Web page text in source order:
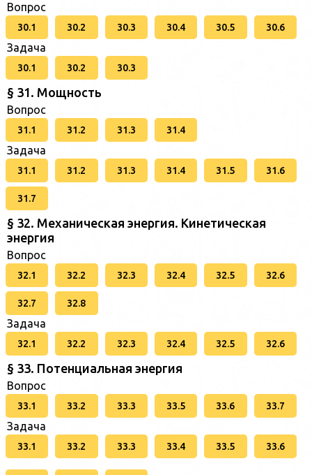
Вопрос
30.1 30.2 30.3 30.4 30.5 30.6
Задача
30.1 30.2 30.3
§ 31. Мощность
Вопрос
31.1 31.2 31.3 31.4
Задача
31.1 31.2 31.3 31.4 31.5 31.6
31.7
§ 32. Механическая энергия. Кинетическая
энергия
Вопрос
32.1 32.2 32.3 32.4 32.5 32.6
32.7 32.8
Задача
32.1 32.2 32.3 32.4 32.5 32.6
§ 33. Потенциальная энергия
Вопрос
33.1 33.2 33.3 33.5 33.6 33.7
Задача
33.1 33.2 33.3 33.4 33.5 33.6